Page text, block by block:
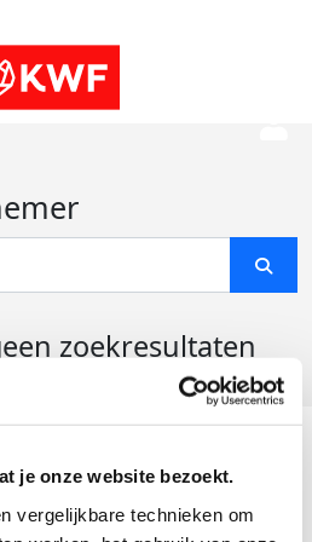
je onze website bezoekt.
vergelijkbare technieken om
zoekresultaten